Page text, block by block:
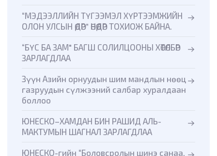
“МЭДЭЭЛЛИЙН ТҮГЭЭМЭЛ ХҮРТЭЭМЖИЙН
ОЛОН УЛСЫН ӨДӨР” ӨНӨӨДӨР ТОХИОЖ БАЙНА.
“БҮС БА ЗАМ" БАГШ СОЛИЛЦООНЫ ХӨТӨЛБӨР
ЗАРЛАГДЛАА
Зүүн Азийн орнуудын шим мандлын нөөц
газруудын сүлжээний салбар хуралдаан
боллоо
ЮНЕСКО–ХАМДАН БИН РАШИД АЛЬ-
МАКТУМЫН ШАГНАЛ ЗАРЛАГДЛАА
ЮНЕСКО-гийн “Боловсролын шинэ санаа,